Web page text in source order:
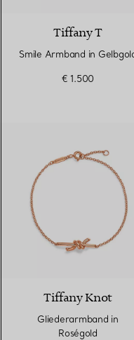
Tiffany T
Smile Armband in
€ 1.500
Tiffany Knot
Gliederarmband in
Roségold